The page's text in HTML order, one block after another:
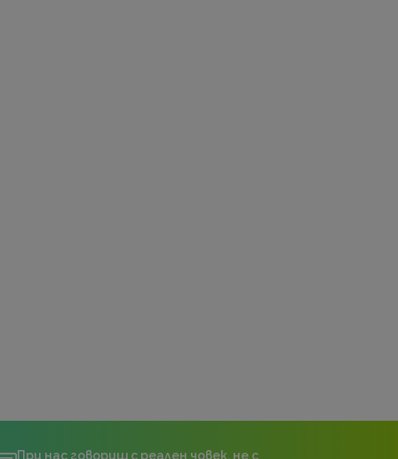
При нас говориш с реален човек, не с